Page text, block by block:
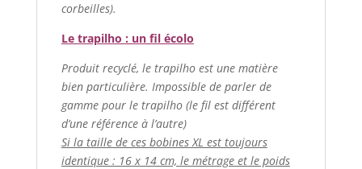
corbeilles).
Le trapilho : un fil écolo
Produit recyclé, le trapilho est une matière
bien particulière. Impossible de parler de
gamme pour le trapilho (le fil est différent
d’une référence à l’autre)
Si la taille de ces bobines XL est toujours
identique : 16 x 14 cm, le métrage et le poids